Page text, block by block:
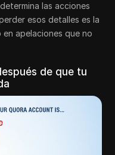
las acciones
esos detalles es la
apelaciones que no
de que tu